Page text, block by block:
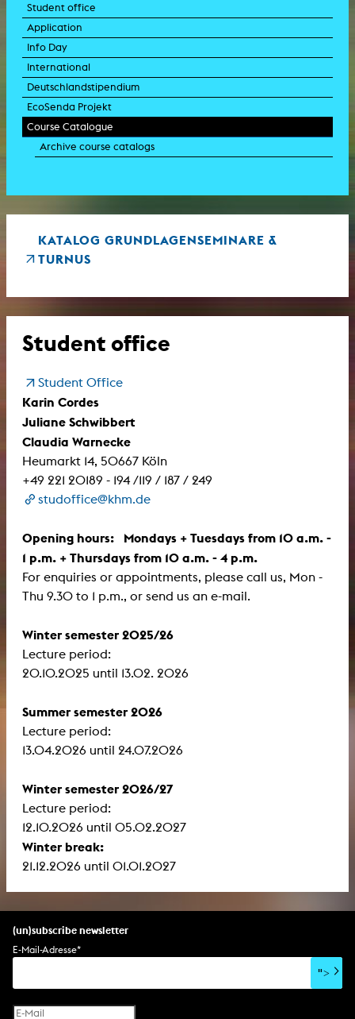
Student office
Application
Info Day
International
Deutschlandstipendium
EcoSenda Projekt
Course Catalogue
Archive course catalogs
KATALOG GRUNDLAGENSEMINARE &
TURNUS
Student office
Student Office
Karin Cordes
Juliane Schwibbert
Claudia Warnecke
Heumarkt 14, 50667 Köln
+49 221 20189 - 194 /119 / 187 / 249
studoffice@khm.de
Opening hours: Mondays + Tuesdays from 10 a.m. -
1 p.m. + Thursdays from 10 a.m. - 4 p.m.
For enquiries or appointments, please call us, Mon -
Thu 9.30 to 1 p.m., or send us an e-mail.
Winter semester 2025/26
Lecture period:
​​​​​​​20.10.2025 until 13.02. 2026
Summer semester 2026
Lecture period:
13.04.2026 until 24.07.2026
Winter semester 2026/27
Lecture period:
12.10.2026 until 05.02.2027
Winter break:
21.12.2026 until 01.01.2027
(un)subscribe newsletter
E-Mail-Adresse*
">